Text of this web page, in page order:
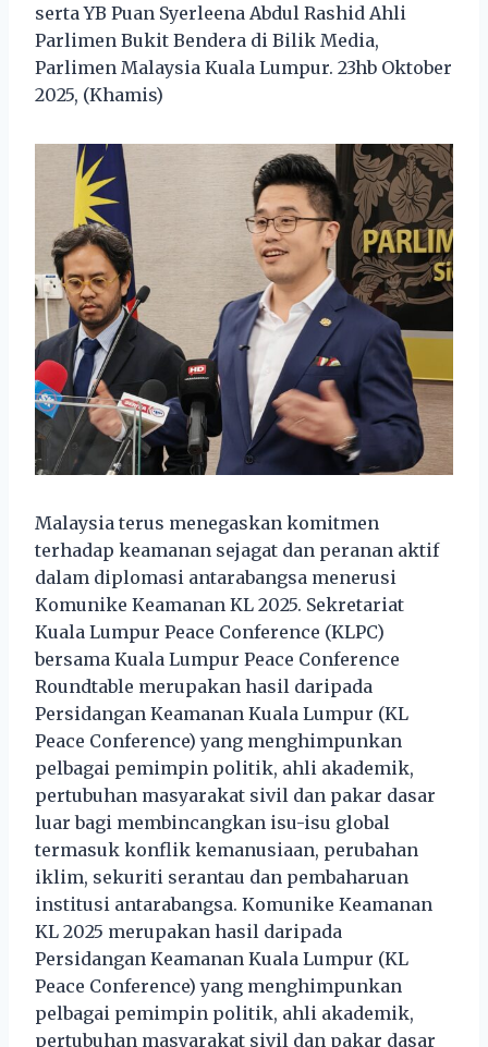
serta YB Puan Syerleena Abdul Rashid Ahli
Parlimen Bukit Bendera di Bilik Media,
Parlimen Malaysia Kuala Lumpur. 23hb Oktober
2025, (Khamis)
Malaysia terus menegaskan komitmen
terhadap keamanan sejagat dan peranan aktif
dalam diplomasi antarabangsa menerusi
Komunike Keamanan KL 2025. Sekretariat
Kuala Lumpur Peace Conference (KLPC)
bersama Kuala Lumpur Peace Conference
Roundtable merupakan hasil daripada
Persidangan Keamanan Kuala Lumpur (KL
Peace Conference) yang menghimpunkan
pelbagai pemimpin politik, ahli akademik,
pertubuhan masyarakat sivil dan pakar dasar
luar bagi membincangkan isu-isu global
termasuk konflik kemanusiaan, perubahan
iklim, sekuriti serantau dan pembaharuan
institusi antarabangsa. Komunike Keamanan
KL 2025 merupakan hasil daripada
Persidangan Keamanan Kuala Lumpur (KL
Peace Conference) yang menghimpunkan
pelbagai pemimpin politik, ahli akademik,
pertubuhan masyarakat sivil dan pakar dasar